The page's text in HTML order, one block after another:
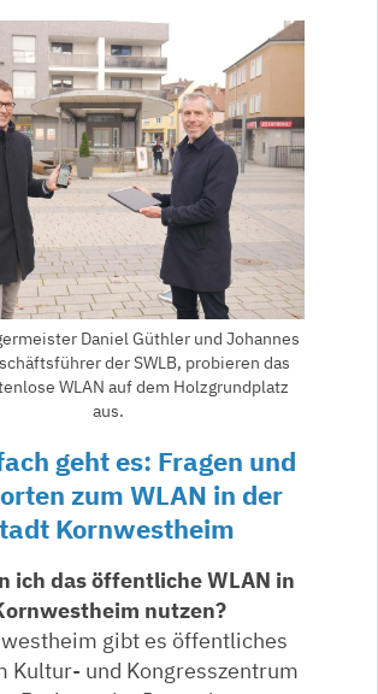
Daniel Güthler und Johannes
der SWLB, probieren das
WLAN auf dem Holzgrundplatz
aus.
geht es: Fragen und
zum WLAN in der
Kornwestheim
ich das öffentliche WLAN in
nutzen?
gibt es öffentliches
Kultur- und Kongresszentrum